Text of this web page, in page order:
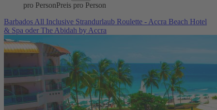
pro PersonPreis pro Person
Barbados All Inclusive Strandurlaub Roulette - Accra Beach Hotel
& Spa oder The Abidah by Accra